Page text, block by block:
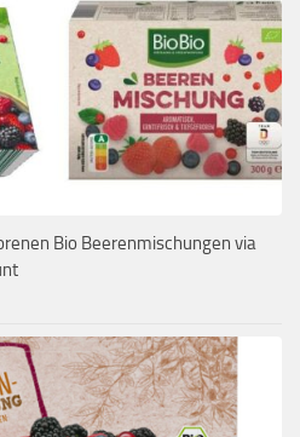
Bio Beerenmischungen via